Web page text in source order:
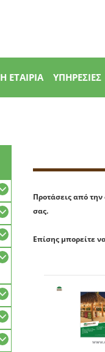
Η ΕΤΑΙΡΙΑ ΥΠΗΡΕΣΙΕΣ
Προτάσεις από
σας.
Επίσης μπορείτε